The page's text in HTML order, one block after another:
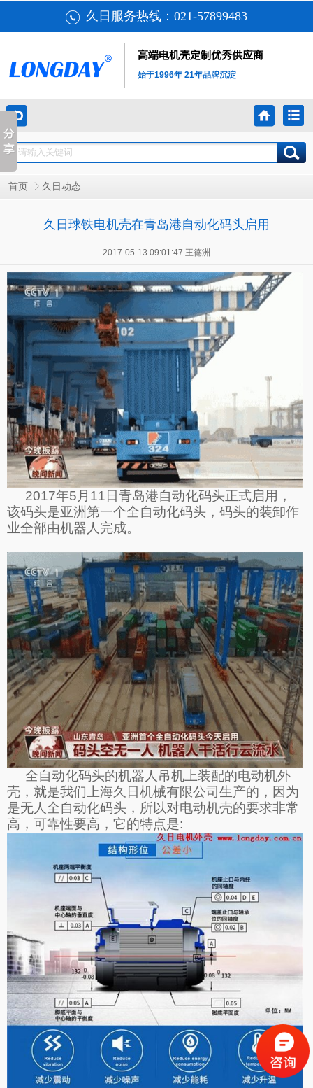
久日服务热线：021-57899483
高端电机壳定制优秀供应商
始于1996年 21年品牌沉淀
首页 久日动态
久日球铁电机壳在青岛港自动化码头启用
2017-05-13 09:01:47 王德洲
2017年5 月 11日青岛港自动化码头正式启用，
该码头是亚洲第一个全自动化码头，码头的装卸作
业全部由机器人完成。
全自动化码头的机器人吊机上装配的电动机外
壳，就是我们上海久日机械有限公司生产的，因为
是无人全自动化码头，所以对电动机壳的要求非常
高，可靠性要高，它的特点是: